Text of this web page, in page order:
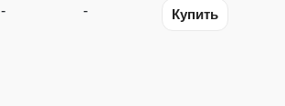
- - Купить